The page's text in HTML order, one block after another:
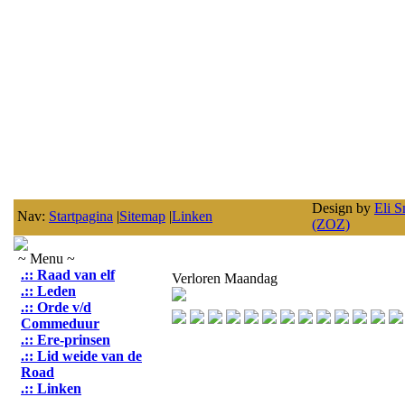
Nav: Startpagina |Sitemap |Linken
Design by Eli
(ZOZ)
~ Menu ~
.:: Raad van elf
.:: Leden
.:: Orde v/d
Commeduur
.:: Ere-prinsen
.:: Lid weide van de
Road
.:: Linken
Verloren Maandag